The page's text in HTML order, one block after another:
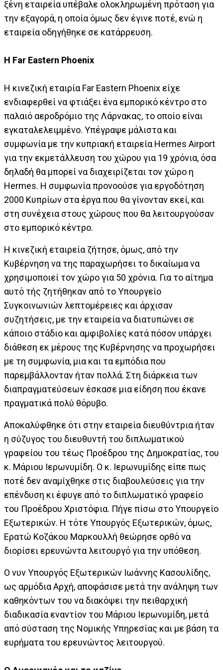
ξένη εταιρεία υπέβαλε ολοκληρωμένη πρόταση για
την εξαγορά, η οποία όμως δεν έγινε ποτέ, ενώ η
εταιρεία οδηγήθηκε σε κατάρρευση.
Η Far Eastern Phoenix
Η κινεζική εταιρία Far Eastern Phoenix είχε
ενδιαφερθεί να φτιάξει ένα εμπορικό κέντρο στο
παλαιό αεροδρόμιο της Λάρνακας, το οποίο είναι
εγκαταλελειμμένο. Υπέγραψε μάλιστα και
συμφωνία με την κυπριακή εταιρεία Hermes Airport
για την εκμετάλλευση του χώρου για 19 χρόνια, όσα
δηλαδή θα μπορεί να διαχειρίζεται τον χώρο η
Hermes. Η συμφωνία προνοούσε για εργοδότηση
2000 Κυπρίων στα έργα που θα γίνονταν εκεί, και
στη συνέχεια στους χώρους που θα λειτουργούσαν
στο εμπορικό κέντρο.
Η κινεζική εταιρεία ζήτησε, όμως, από την
Κυβέρνηση να της παραχωρήσει το δικαίωμα να
χρησιμοποιεί τον χώρο για 50 χρόνια. Για το αίτημα
αυτό τής ζητήθηκαν από το Υπουργείο
Συγκοινωνιών λεπτομέρειες και άρχισαν
συζητήσεις, με την εταιρεία να διατυπώνει σε
κάποιο στάδιο και αμφιβολίες κατά πόσον υπάρχει
διάθεση εκ μέρους της Κυβέρνησης να προχωρήσει
με τη συμφωνία, μια και τα εμπόδια που
παρεμβάλλονταν ήταν πολλά. Στη διάρκεια των
διαπραγματεύσεων έσκασε μια είδηση που έκανε
πραγματικά πολύ θόρυβο.
Αποκαλύφθηκε ότι στην εταιρεία διευθύντρια ήταν
η σύζυγος του διευθυντή του διπλωματικού
γραφείου του τέως Προέδρου της Δημοκρατίας, του
κ. Μάριου Ιερωνυμίδη. Ο κ. Ιερωνυμίδης είπε πως
ποτέ δεν αναμίχθηκε στις διαβουλεύσεις για την
επένδυση κι έφυγε από το διπλωματικό γραφείο
του Προέδρου Χριστόφια. Πήγε πίσω στο Υπουργείο
Εξωτερικών. Η τότε Υπουργός Εξωτερικών, όμως,
Ερατώ Κοζάκου Μαρκουλλή θεώρησε ορθό να
διορίσει ερευνώντα λειτουργό για την υπόθεση.
Ο νυν Υπουργός Εξωτερικών Ιωάννης Κασουλίδης,
ως αρμόδια Αρχή, αποφάσισε μετά την ανάληψη των
καθηκόντων του να διακόψει την πειθαρχική
διαδικασία εναντίον του Μάριου Ιερωνυμίδη, μετά
από σύσταση της Νομικής Υπηρεσίας και με βάση τα
ευρήματα του ερευνώντος λειτουργού.